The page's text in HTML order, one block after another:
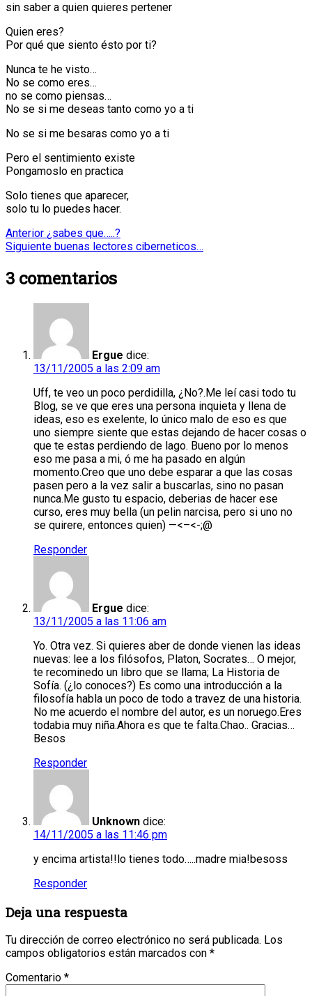
sin saber a quien quieres pertener
Quien eres?
Por qué que siento ésto por ti?
Nunca te he visto…
No se como eres…
no se como piensas…
No se si me deseas tanto como yo a ti
No se si me besaras como yo a ti
Pero el sentimiento existe
Pongamoslo en practica
Solo tienes que aparecer,
solo tu lo puedes hacer.
Navegación
de
entradas
Anterior Entrada
anterior:
¿sabes que…..?
Siguiente Entrada
buenas lectores ciberneticos…
3 comentarios
Ergue dice:
13/11/2005 a las 2:09 am
Uff, te veo un poco perdidilla, ¿No?.Me leí casi todo tu
Blog, se ve que eres una persona inquieta y llena de
ideas, eso es exelente, lo único malo de eso es que
uno siempre siente que estas dejando de hacer cosas o
que te estas perdiendo de lago. Bueno por lo menos
eso me pasa a mi, ó me ha pasado en algún
momento.Creo que uno debe esparar a que las cosas
pasen pero a la vez salir a buscarlas, sino no pasan
nunca.Me gusto tu espacio, deberias de hacer ese
curso, eres muy bella (un pelin narcisa, pero si uno no
se quirere, entonces quien) —<–<-;@
Responder
Ergue dice:
13/11/2005 a las 11:06 am
Yo. Otra vez. Si quieres aber de donde vienen las ideas
nuevas: lee a los filósofos, Platon, Socrates… O mejor,
te recominedo un libro que se llama; La Historia de
Sofía. (¿lo conoces?) Es como una introducción a la
filosofía habla un poco de todo a travez de una historia.
No me acuerdo el nombre del autor, es un noruego.Eres
todabia muy niña.Ahora es que te falta.Chao.. Gracias…
Besos
Responder
Unknown dice:
14/11/2005 a las 11:46 pm
y encima artista!!lo tienes todo…..madre mia!besoss
Responder
Deja una respuesta
Tu dirección de correo electrónico no será publicada. Los
campos obligatorios están marcados con *
Comentario *